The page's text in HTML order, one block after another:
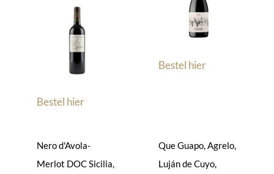
Bestel hier
Bestel hier
Nero d'Avola-
Merlot DOC Sicilia,
Que Guapo, Agrelo,
Luján de Cuyo,